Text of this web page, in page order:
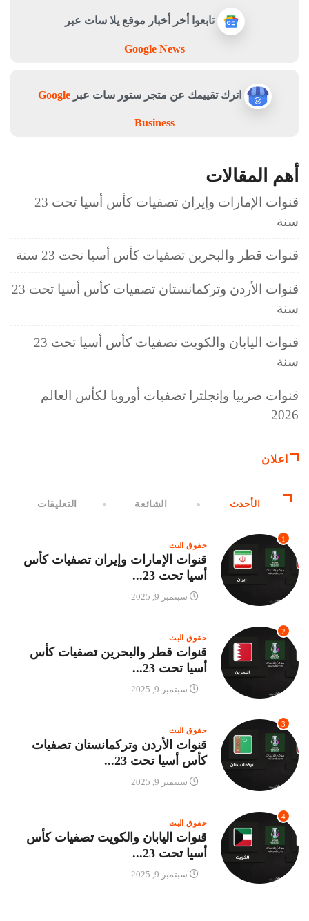
تابعوا أخر أخبار موقع يلا سات عبر
Google News
اترك تقييمك عن متجر ستور سات عبرGoogle
Business
أهم المقالات
قنوات الإمارات وإيران تصفيات كأس أسيا تحت 23
سنة
قنوات قطر والبحرين تصفيات كأس أسيا تحت 23 سنة
قنوات الأردن وتركمانستان تصفيات كأس أسيا تحت 23
سنة
قنوات اليابان والكويت تصفيات كأس أسيا تحت 23
سنة
قنوات صربيا وإنجلترا تصفيات أوروبا لكأس العالم
2026
اعلان
الأحدث الشائعة التعليقات
1
حقوق البث
قنوات الإمارات وإيران تصفيات كأس
أسيا تحت 23...
سبتمبر 9, 2025
2
حقوق البث
قنوات قطر والبحرين تصفيات كأس
أسيا تحت 23...
سبتمبر 9, 2025
3
حقوق البث
قنوات الأردن وتركمانستان تصفيات
كأس أسيا تحت 23...
سبتمبر 9, 2025
4
حقوق البث
قنوات اليابان والكويت تصفيات كأس
أسيا تحت 23...
سبتمبر 9, 2025